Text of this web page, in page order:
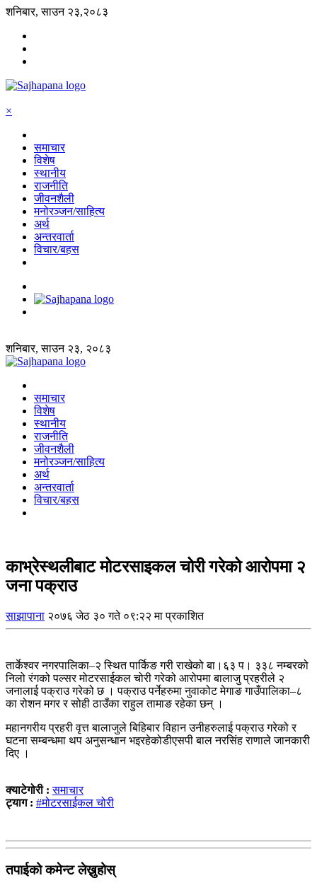
शनिबार, साउन २३,२०८३
×
समाचार
विशेष
स्थानीय
राजनीति
जीवनशैली
मनोरञ्जन/साहित्य
अर्थ
अन्तरवार्ता
विचार/बहस
शनिबार, साउन २३, २०८३
समाचार
विशेष
स्थानीय
राजनीति
जीवनशैली
मनोरञ्जन/साहित्य
अर्थ
अन्तरवार्ता
विचार/बहस
काभ्रेस्थलीबाट मोटरसाइकल चोरी गरेको आरोपमा २
जना पक्राउ
साझापाना २०७६ जेठ ३० गते ०९:२२ मा प्रकाशित
तार्केश्वर नगरपालिका–२ स्थित पार्किङ गरी राखेको बा।६३ प। ३३८ नम्बरको
निलो रंगको पल्सर मोटरसाईकल चोरी गरेको आरोपमा बालाजु प्रहरीले २
जनालाई पक्राउ गरेको छ । पक्राउ पर्नेहरुमा नुवाकोट मेगाङ गाउँपालिका–८
का रोशन मगर र सोही ठाउँका राहुल तामाङ रहेका छन् ।
महानगरीय प्रहरी वृत्त बालाजुले बिहिबार विहान उनीहरुलाई पक्राउ गरेको र
घटना सम्बन्धमा थप अनुसन्धान भइरहेकोडीएसपी बाल नरसिंह राणाले जानकारी
दिए ।
क्याटेगोरी :समाचार
ट्याग : #मोटरसाईकल चोरी
तपाईको कमेन्ट लेख्नुहोस्